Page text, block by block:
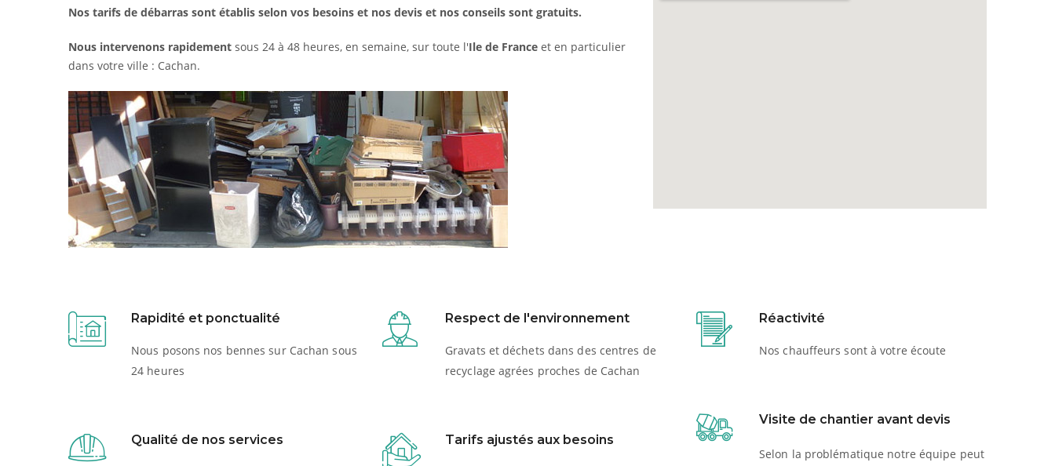
Nos tarifs de débarras sont établis selon vos besoins et nos devis et nos conseils sont gratuits.
Nous intervenons rapidement sous 24 à 48 heures, en semaine, sur toute l'Ile de France et en particulier
dans votre ville : Cachan.
Rapidité et ponctualité
Nous posons nos bennes sur Cachan sous
24 heures
Qualité de nos services
Respect de l'environnement
Gravats et déchets dans des centres de
recyclage agrées proches de Cachan
Tarifs ajustés aux besoins
Réactivité
Nos chauffeurs sont à votre écoute
Visite de chantier avant devis
Selon la problématique notre équipe peut